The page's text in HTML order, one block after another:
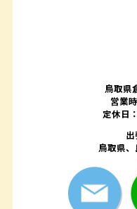
鳥取県
営業
定休日
鳥取県